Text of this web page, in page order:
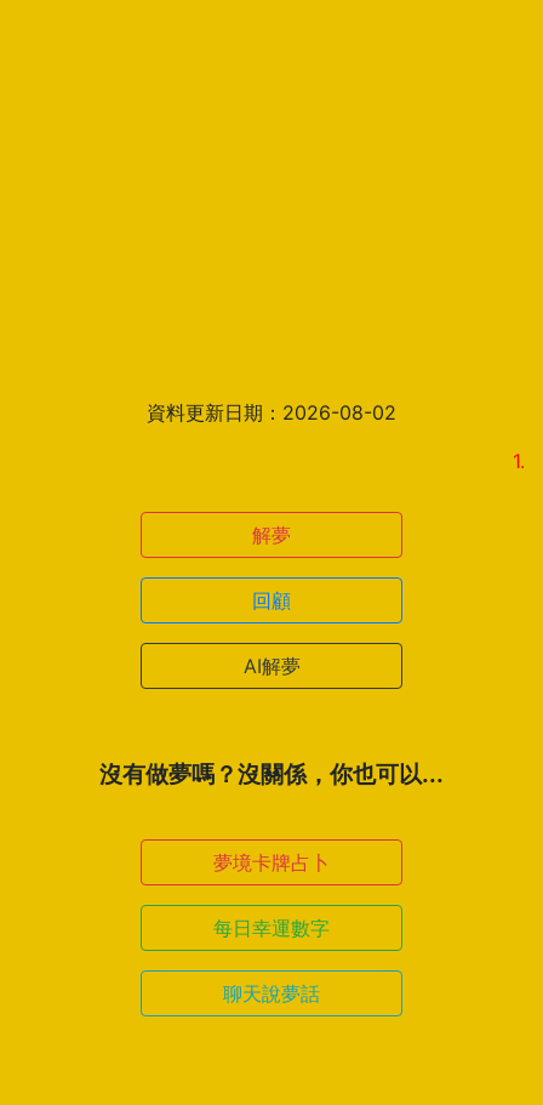
資料更新日期：2026-08-02
1.解夢
解夢
回顧
AI解夢
沒有做夢嗎？沒關係，你也可以...
夢境卡牌占卜
每日幸運數字
聊天說夢話